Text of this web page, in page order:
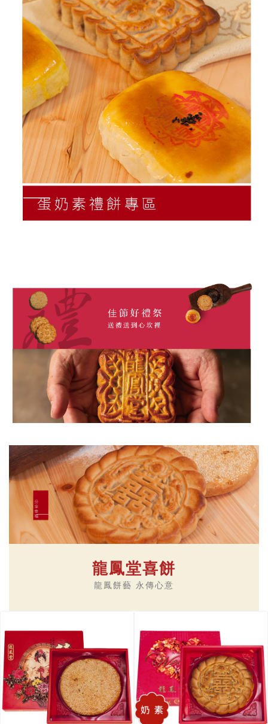
龍鳳堂喜餅
龍鳳餅藝 永傳心意